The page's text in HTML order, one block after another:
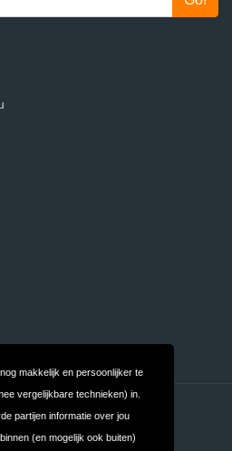
makkelijk en persoonlijker te
vergelijkbare technieken) in.
partijen informatie over jou
(en mogelijk ook buiten)
Privacy
FAQ